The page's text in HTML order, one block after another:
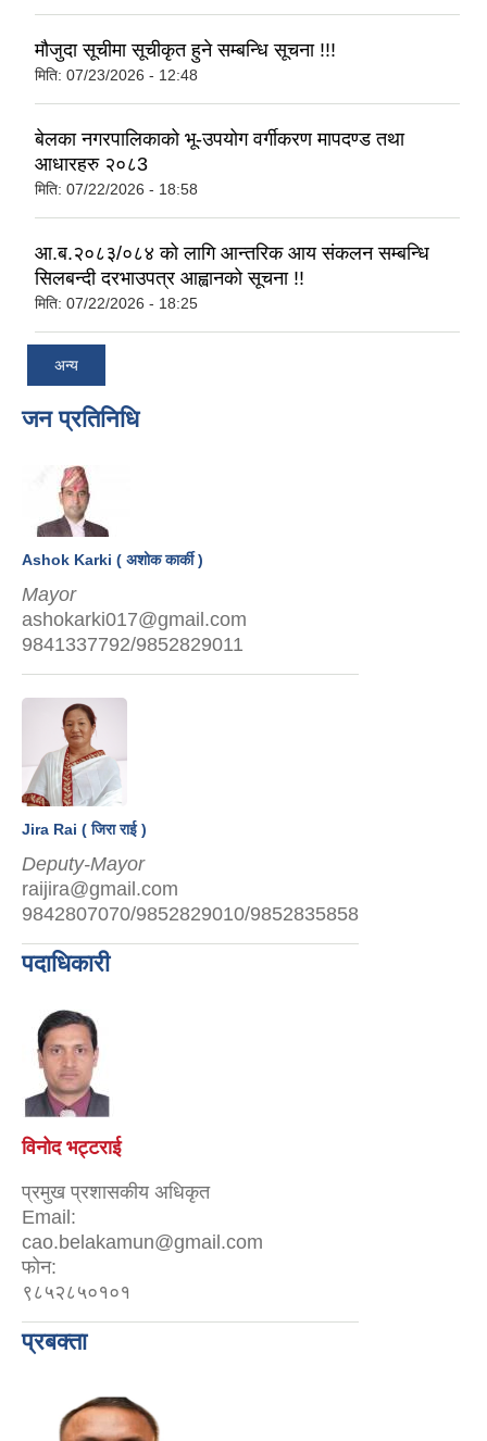
मौजुदा सूचीमा सूचीकृत हुने सम्बन्धि सूचना !!!
मिति: 07/23/2026 - 12:48
बेलका नगरपालिकाको भू-उपयोग वर्गीकरण मापदण्ड तथा
आधारहरु २०८3
मिति: 07/22/2026 - 18:58
आ.ब.२०८३/०८४ को लागि आन्तरिक आय संकलन सम्बन्धि
सिलबन्दी दरभाउपत्र आह्वानको सूचना !!
मिति: 07/22/2026 - 18:25
अन्य
जन प्रतिनिधि
Ashok Karki ( अशोक कार्की )
Mayor
ashokarki017@gmail.com
9841337792/9852829011
Jira Rai ( जिरा राई )
Deputy-Mayor
raijira@gmail.com
9842807070/9852829010/9852835858
पदाधिकारी
विनोद भट्टराई
प्रमुख प्रशासकीय अधिकृत
Email:
cao.belakamun@gmail.com
फोन:
९८५२८५०१०१
प्रबक्ता